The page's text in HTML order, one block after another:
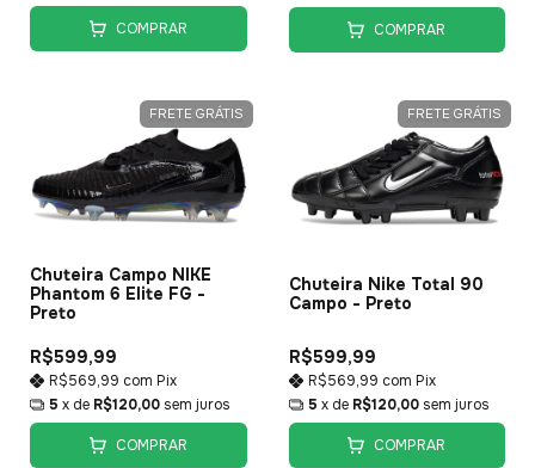
COMPRAR COMPRAR
FRETE GRÁTIS
Chuteira Campo NIKE
Phantom 6 Elite FG -
Preto
R$599,99
R$569,99 com Pix
5 x de R$120,00 sem juros
COMPRAR
FRETE GRÁTIS
Chuteira Nike Total 90
Campo - Preto
R$599,99
R$569,99 com Pix
5 x de R$120,00 sem juros
COMPRAR